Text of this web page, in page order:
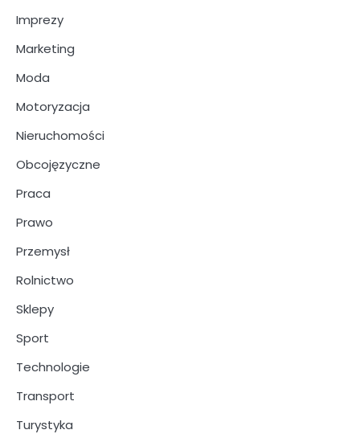
Imprezy
Marketing
Moda
Motoryzacja
Nieruchomości
Obcojęzyczne
Praca
Prawo
Przemysł
Rolnictwo
Sklepy
Sport
Technologie
Transport
Turystyka